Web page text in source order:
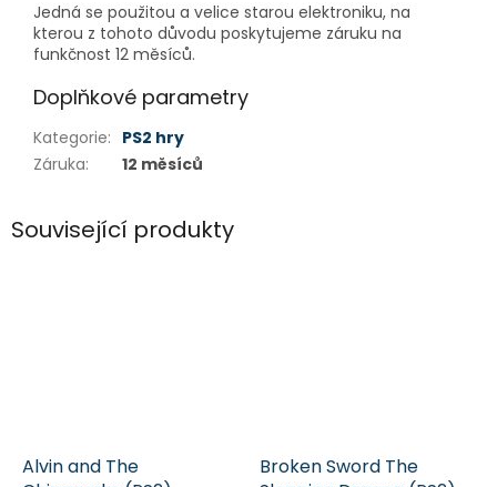
Jedná se použitou a velice starou elektroniku, na
kterou z tohoto důvodu poskytujeme záruku na
funkčnost 12 měsíců.
Doplňkové parametry
Kategorie: PS2 hry
Záruka: 12 měsíců
Související produkty
Alvin and The
Broken Sword The